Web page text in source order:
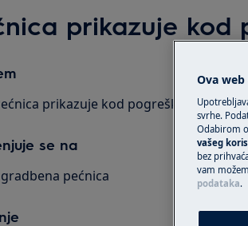
prikazuje kod
prikazuje kod pogreške F601 ili
se na
pećnica
Ova
svrhe.
Odabirom
vašeg
bez
vam
podataka.